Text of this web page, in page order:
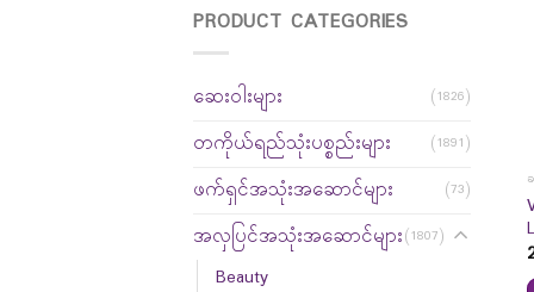
PRODUCT CATEGORIES
ဆေးဝါးများ (1826)
တကိုယ်ရည်သုံးပစ္စည်းများ (1891)
ဖက်ရှင်အသုံးအဆောင်များ (73)
အလှပြင်အသုံးအဆောင်များ(1807)
Beauty